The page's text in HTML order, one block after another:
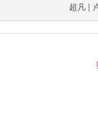
超凡 |